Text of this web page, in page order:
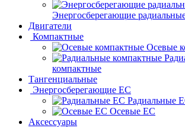
Энергосберегающие
Двигатели
Компактные
Осевые
компактные
Тангенциальные
Энергосберегающие EC
Радиальные
Осевые EC
Аксессуары